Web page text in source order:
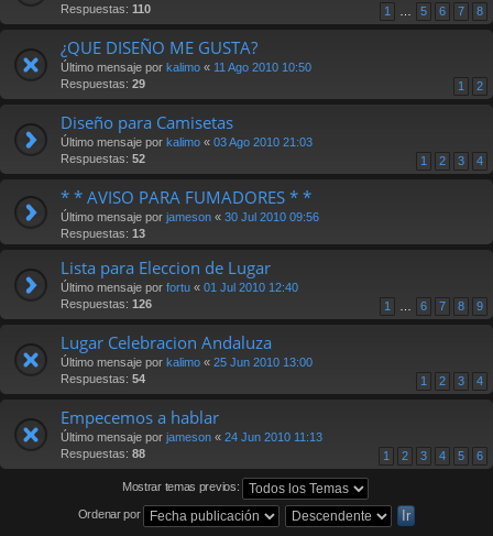
Respuestas: 110 1 5 6 7 8
¿QUE DISEÑO ME GUSTA?
Último mensaje por kalimo « 11 Ago 2010 10:50
Respuestas: 29 1 2
Diseño para Camisetas
Último mensaje por kalimo « 03 Ago 2010 21:03
Respuestas: 52 1 2 3 4
* * AVISO PARA FUMADORES * *
Último mensaje por jameson « 30 Jul 2010 09:56
Respuestas: 13
Lista para Eleccion de Lugar
Último mensaje por fortu « 01 Jul 2010 12:40
Respuestas: 126 1 6 7 8 9
Lugar Celebracion Andaluza
Último mensaje por kalimo « 25 Jun 2010 13:00
Respuestas: 54 1 2 3 4
Empecemos a hablar
Último mensaje por jameson « 24 Jun 2010 11:13
Respuestas: 88 1 2 3 4 5 6
Mostrar temas previos:
Ordenar por